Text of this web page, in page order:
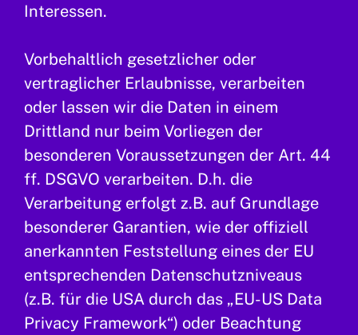
Interessen.
Vorbehaltlich gesetzlicher oder
vertraglicher Erlaubnisse, verarbeiten
oder lassen wir die Daten in einem
Drittland nur beim Vorliegen der
besonderen Voraussetzungen der Art. 44
ff. DSGVO verarbeiten. D.h. die
Verarbeitung erfolgt z.B. auf Grundlage
besonderer Garantien, wie der offiziell
anerkannten Feststellung eines der EU
entsprechenden Datenschutzniveaus
(z.B. für die USA durch das „EU-US Data
Privacy Framework“) oder Beachtung